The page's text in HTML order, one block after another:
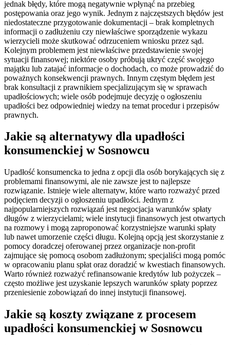
jednak błędy, które mogą negatywnie wpłynąć na przebieg
postępowania oraz jego wynik. Jednym z najczęstszych błędów jest
niedostateczne przygotowanie dokumentacji – brak kompletnych
informacji o zadłużeniu czy niewłaściwe sporządzenie wykazu
wierzycieli może skutkować odrzuceniem wniosku przez sąd.
Kolejnym problemem jest niewłaściwe przedstawienie swojej
sytuacji finansowej; niektóre osoby próbują ukryć część swojego
majątku lub zatajać informacje o dochodach, co może prowadzić do
poważnych konsekwencji prawnych. Innym częstym błędem jest
brak konsultacji z prawnikiem specjalizującym się w sprawach
upadłościowych; wiele osób podejmuje decyzję o ogłoszeniu
upadłości bez odpowiedniej wiedzy na temat procedur i przepisów
prawnych.
Jakie są alternatywy dla upadłości
konsumenckiej w Sosnowcu
Upadłość konsumencka to jedna z opcji dla osób borykających się z
problemami finansowymi, ale nie zawsze jest to najlepsze
rozwiązanie. Istnieje wiele alternatyw, które warto rozważyć przed
podjęciem decyzji o ogłoszeniu upadłości. Jednym z
najpopularniejszych rozwiązań jest negocjacja warunków spłaty
długów z wierzycielami; wiele instytucji finansowych jest otwartych
na rozmowy i mogą zaproponować korzystniejsze warunki spłaty
lub nawet umorzenie części długu. Kolejną opcją jest skorzystanie z
pomocy doradczej oferowanej przez organizacje non-profit
zajmujące się pomocą osobom zadłużonym; specjaliści mogą pomóc
w opracowaniu planu spłat oraz doradzić w kwestiach finansowych.
Warto również rozważyć refinansowanie kredytów lub pożyczek –
często możliwe jest uzyskanie lepszych warunków spłaty poprzez
przeniesienie zobowiązań do innej instytucji finansowej.
Jakie są koszty związane z procesem
upadłości konsumenckiej w Sosnowcu